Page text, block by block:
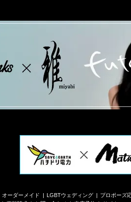
オーダーメイド LGBTウェディング プロポーズ